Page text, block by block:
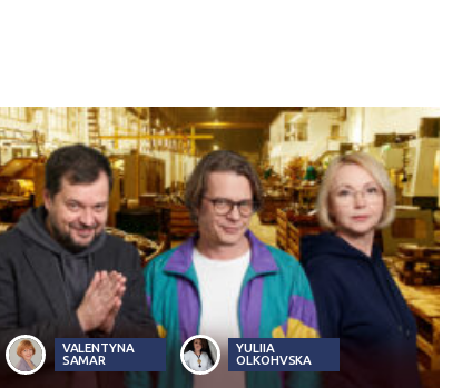
VALENTYNA
SAMAR
YULIIA
OLKOHVSKA